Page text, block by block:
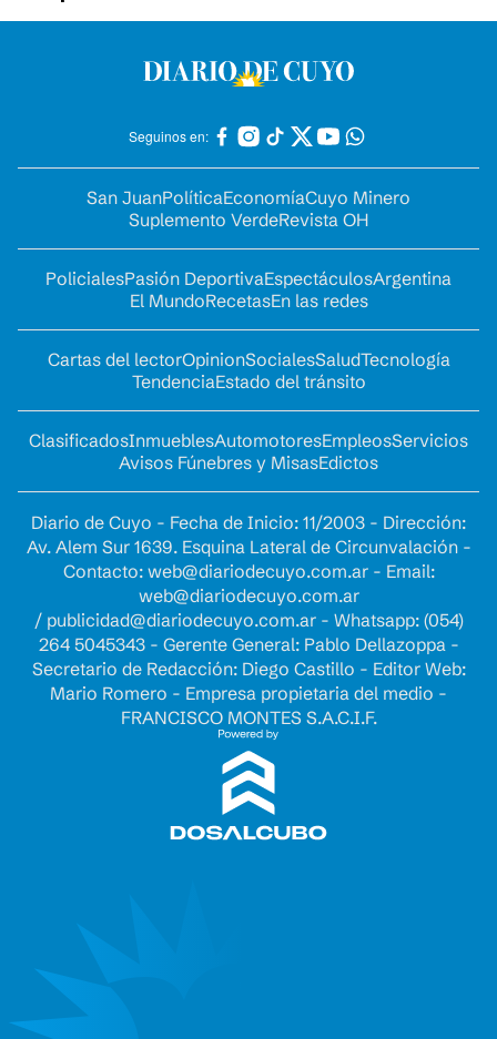
Seguinos en:
San JuanPolíticaEconomíaCuyo Minero
Suplemento VerdeRevista OH
PolicialesPasión DeportivaEspectáculosArgentina
El MundoRecetasEn las redes
Cartas del lectorOpinionSocialesSaludTecnología
TendenciaEstado del tránsito
ClasificadosInmueblesAutomotoresEmpleosServicios
Avisos Fúnebres y MisasEdictos
Diario de Cuyo - Fecha de Inicio: 11/2003 - Dirección:
Av. Alem Sur 1639. Esquina Lateral de Circunvalación -
Contacto: web@diariodecuyo.com.ar- Email:
web@diariodecuyo.com.ar
/ publicidad@diariodecuyo.com.ar- Whatsapp: (054)
264 5045343 - Gerente General: Pablo Dellazoppa -
Secretario de Redacción: Diego Castillo - Editor Web:
Mario Romero - Empresa propietaria del medio -
FRANCISCO MONTES S.A.C.I.F.